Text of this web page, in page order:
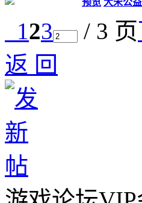
预览 大宋公
123 / 3 页
返 回